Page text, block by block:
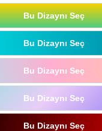
Bu Dizaynı Seç
Bu Dizaynı Seç
Bu Dizaynı Seç
Bu Dizaynı Seç
Bu Dizaynı Seç